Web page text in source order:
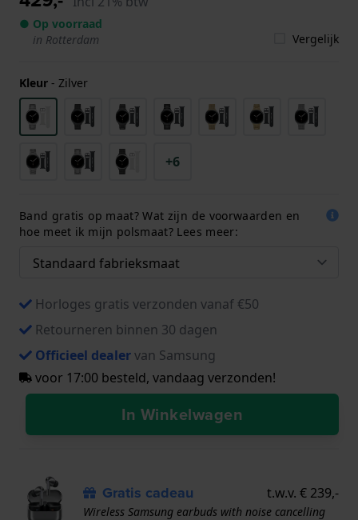
● Op voorraad
in Rotterdam
Vergelijk
Kleur - Zilver
+6
Band gratis op maat? Wat zijn de voorwaarden en
hoe meet ik mijn polsmaat? Lees meer:
Horloges gratis verzonden vanaf €50
Retourneren binnen 30 dagen
Officieel dealervan Samsung
voor 17:00 besteld, vandaag verzonden!
In Winkelwagen
Gratis cadeau t.w.v. € 239,-
Wireless Samsung earbuds with noise cancelling